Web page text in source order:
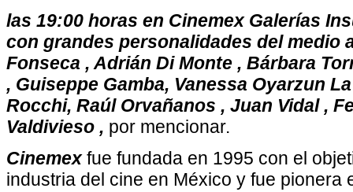
las 19:00 horas en Cinemex Galerías
con grandes personalidades del medio
Fonseca , Adrián Di Monte , Bárbara
, Guiseppe Gamba, Vanessa Oyarzun
Rocchi, Raúl Orvañanos , Juan Vidal ,
Valdivieso , por mencionar.
Cinemexfue fundada en 1995 con el
industria del cine en México y fue pionera